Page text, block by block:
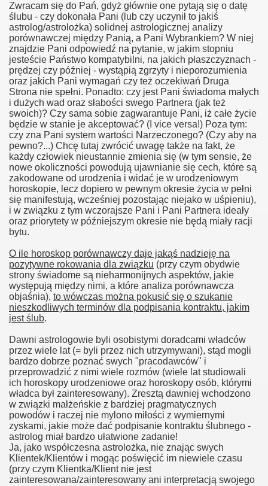
Zwracam się do Pań, gdyż głównie one pytają się o datę
ślubu - czy dokonała Pani (lub czy uczynił to jakiś
astrolog/astrolożka) solidnej astrologicznej analizy
porównawczej między Panią, a Pani Wybrankiem? W niej
znajdzie Pani odpowiedź na pytanie, w jakim stopniu
jesteście Państwo kompatybilni, na jakich płaszczyznach -
prędzej czy później - wystąpią zgrzyty i nieporozumienia
oraz jakich Pani wymagań czy też oczekiwań Druga
Strona nie spełni. Ponadto: czy jest Pani świadoma małych
i dużych wad oraz słabości swego Partnera (jak też
swoich)? Czy sama sobie zagwarantuje Pani, iż całe życie
będzie w stanie je akceptować? (I vice versa!) Poza tym:
czy zna Pani system wartości Narzeczonego? (Czy aby na
pewno?...) Chcę tutaj zwrócić uwagę także na fakt, że
każdy człowiek nieustannie zmienia się (w tym sensie, że
nowe okoliczności powodują ujawnianie się cech, które są
zakodowane od urodzenia i widać je w urodzeniowym
horoskopie, lecz dopiero w pewnym okresie życia w pełni
się manifestują, wcześniej pozostając niejako w uśpieniu),
i w związku z tym wczorajsze Pani i Pani Partnera ideały
oraz priorytety w późniejszym okresie nie będą miały racji
bytu.
O ile horoskop porównawczy daje jakąś nadzieję na
pozytywne rokowania dla związku (przy czym obydwie
strony świadome są nieharmonijnych aspektów, jakie
występują między nimi, a które analiza porównawcza
objaśnia), to wówczas można pokusić się o szukanie
nieszkodliwych terminów dla podpisania kontraktu, jakim
jest ślub.
Dawni astrologowie byli osobistymi doradcami władców
przez wiele lat (= byli przez nich utrzymywani), stąd mogli
bardzo dobrze poznać swych "pracodawców" i
przeprowadzić z nimi wiele rozmów (wiele lat studiowali
ich horoskopy urodzeniowe oraz horoskopy osób, którymi
władca był zainteresowany). Zresztą dawniej wchodzono
w związki małżeńskie z bardziej pragmatycznych
powodów i raczej nie mylono miłości z wymiernymi
zyskami, jakie może dać podpisanie kontraktu ślubnego -
astrolog miał bardzo ułatwione zadanie!
Ja, jako współczesna astrolożka, nie znając swych
Klientek/Klientów i mogąc poświęcić im niewiele czasu
(przy czym Klientka/Klient nie jest
zainteresowana/zainteresowany ani interpretacją swojego